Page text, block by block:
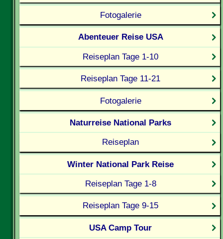
Fotogalerie
Abenteuer Reise USA
Reiseplan Tage 1-10
Reiseplan Tage 11-21
Fotogalerie
Naturreise National Parks
Reiseplan
Winter National Park Reise
Reiseplan Tage 1-8
Reiseplan Tage 9-15
USA Camp Tour